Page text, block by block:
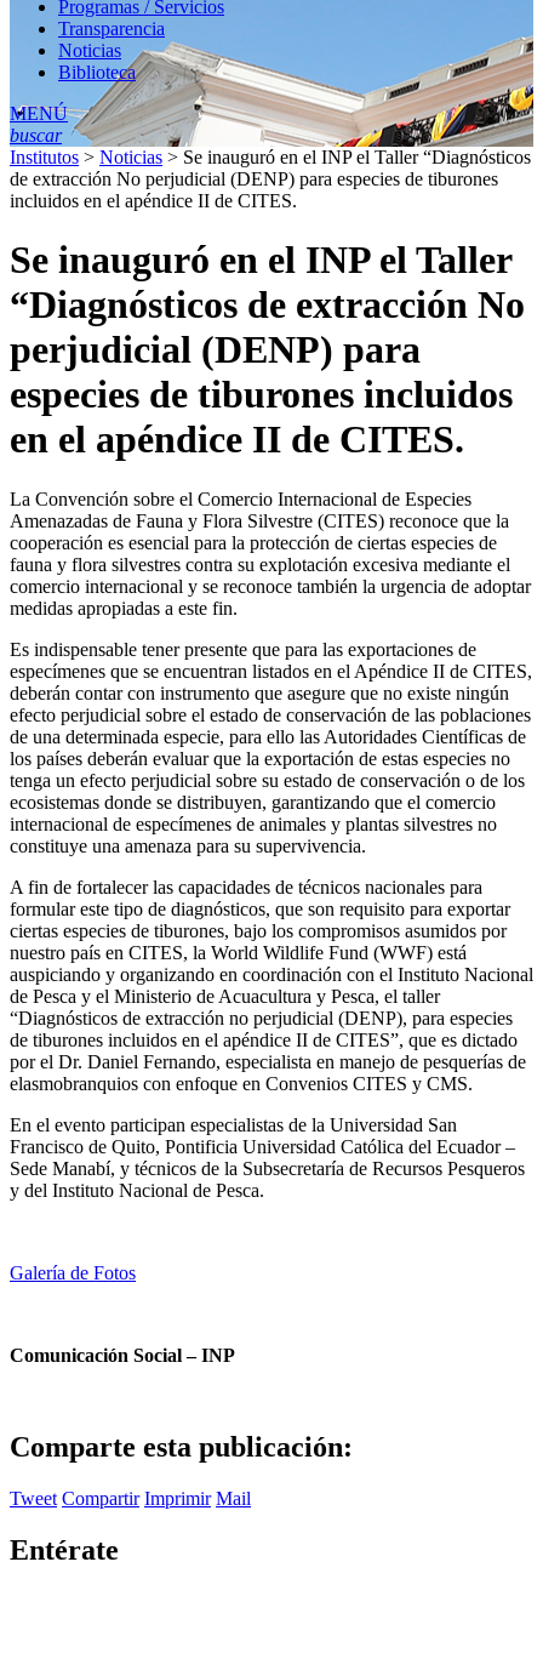
Programas / Servicios
Transparencia
Noticias
Biblioteca
MENÚ
buscar
Institutos > Noticias > Se inauguró en el INP el Taller “Diagnósticos
de extracción No perjudicial (DENP) para especies de tiburones
incluidos en el apéndice II de CITES.
Se inauguró en el INP el Taller
“Diagnósticos de extracción No
perjudicial (DENP) para
especies de tiburones incluidos
en el apéndice II de CITES.
La Convención sobre el Comercio Internacional de Especies
Amenazadas de Fauna y Flora Silvestre (CITES) reconoce que la
cooperación es esencial para la protección de ciertas especies de
fauna y flora silvestres contra su explotación excesiva mediante el
comercio internacional y se reconoce también la urgencia de adoptar
medidas apropiadas a este fin.
Es indispensable tener presente que para las exportaciones de
especímenes que se encuentran listados en el Apéndice II de CITES,
deberán contar con instrumento que asegure que no existe ningún
efecto perjudicial sobre el estado de conservación de las poblaciones
de una determinada especie, para ello las Autoridades Científicas de
los países deberán evaluar que la exportación de estas especies no
tenga un efecto perjudicial sobre su estado de conservación o de los
ecosistemas donde se distribuyen, garantizando que el comercio
internacional de especímenes de animales y plantas silvestres no
constituye una amenaza para su supervivencia.
A fin de fortalecer las capacidades de técnicos nacionales para
formular este tipo de diagnósticos, que son requisito para exportar
ciertas especies de tiburones, bajo los compromisos asumidos por
nuestro país en CITES, la World Wildlife Fund (WWF) está
auspiciando y organizando en coordinación con el Instituto Nacional
de Pesca y el Ministerio de Acuacultura y Pesca, el taller
“Diagnósticos de extracción no perjudicial (DENP), para especies
de tiburones incluidos en el apéndice II de CITES”, que es dictado
por el Dr. Daniel Fernando, especialista en manejo de pesquerías de
elasmobranquios con enfoque en Convenios CITES y CMS.
En el evento participan especialistas de la Universidad San
Francisco de Quito, Pontificia Universidad Católica del Ecuador –
Sede Manabí, y técnicos de la Subsecretaría de Recursos Pesqueros
y del Instituto Nacional de Pesca.
Galería de Fotos
Comunicación Social – INP
Comparte esta publicación:
Tweet Compartir Imprimir Mail
Entérate